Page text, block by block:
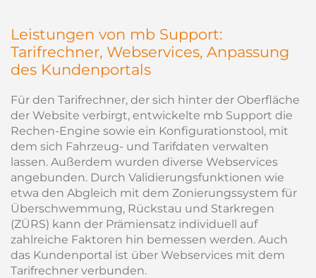
Leistungen von mb Support:
Tarifrechner, Webservices, Anpassung
des Kundenportals
Für den Tarifrechner, der sich hinter der Oberfläche
der Website verbirgt, entwickelte mb Support die
Rechen-Engine sowie ein Konfigurationstool, mit
dem sich Fahrzeug- und Tarifdaten verwalten
lassen. Außerdem wurden diverse Webservices
angebunden. Durch Validierungsfunktionen wie
etwa den Abgleich mit dem Zonierungssystem für
Überschwemmung, Rückstau und Starkregen
(ZÜRS) kann der Prämiensatz individuell auf
zahlreiche Faktoren hin bemessen werden. Auch
das Kundenportal ist über Webservices mit dem
Tarifrechner verbunden.